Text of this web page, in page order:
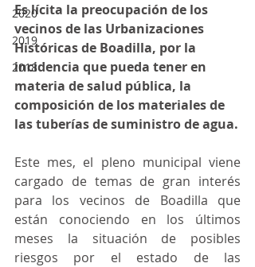
2020
2019
2018
Es lícita la preocupación de los
vecinos de las Urbanizaciones
Históricas de Boadilla, por la
incidencia que pueda tener en
materia de salud pública, la
composición de los materiales de
las tuberías de suministro de agua.
Este mes, el pleno municipal viene
cargado de temas de gran interés
para los vecinos de Boadilla que
están conociendo en los últimos
meses la situación de posibles
riesgos por el estado de las